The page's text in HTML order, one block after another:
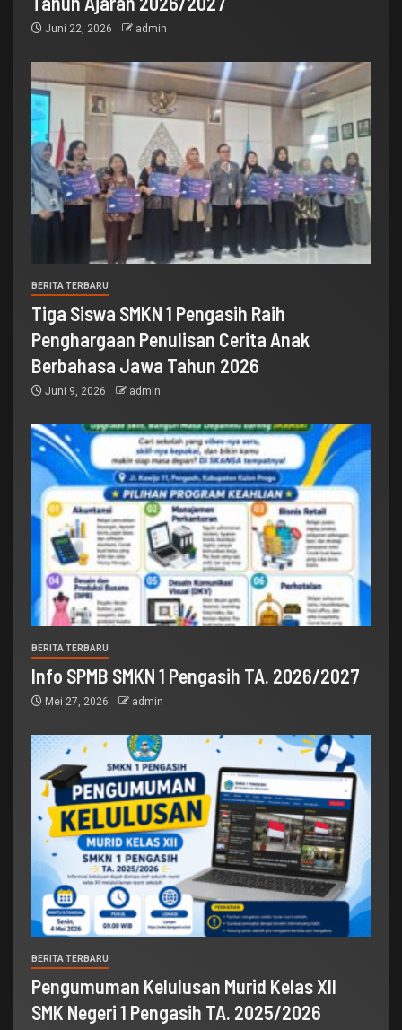
Juni 22, 2026 admin
BERITA TERBARU
Tiga Siswa SMKN 1 Pengasih Raih
Penghargaan Penulisan Cerita Anak
Berbahasa Jawa Tahun 2026
Juni 9, 2026 admin
BERITA TERBARU
Info SPMB SMKN 1 Pengasih TA. 2026/2027
Mei 27, 2026 admin
BERITA TERBARU
Pengumuman Kelulusan Murid Kelas XII
SMK Negeri 1 Pengasih TA. 2025/2026